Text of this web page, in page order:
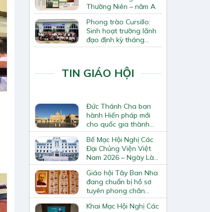
Thường Niên – năm A
Phong trào Cursillo:
Sinh hoạt trường lãnh
đạo định kỳ tháng
7/2026
TIN GIÁO HỘI
Đức Thánh Cha ban
hành Hiến pháp mới
cho quốc gia thành
Vatican
Bế Mạc Hội Nghị Các
Đại Chủng Viện Việt
Nam 2026 – Ngày Làm
Việc Cuối Cùng
Giáo hội Tây Ban Nha
đang chuẩn bị hồ sơ
tuyên phong chân
phước và phong thánh
cho 3.344 vị
Khai Mạc Hội Nghị Các